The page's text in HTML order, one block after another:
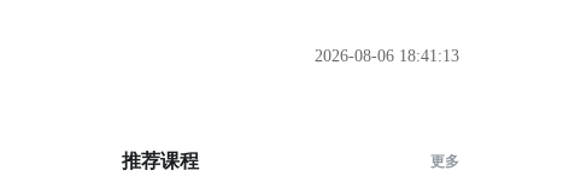
2026-08-06 18:41:13
推荐课程 更多